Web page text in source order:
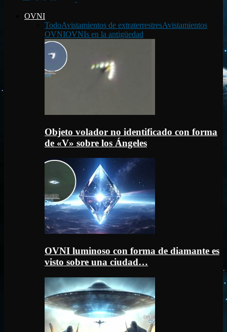
OVNI
TodoAvistamientos de extraterrestresAvistamientos
OVNIOVNIs en la antigüedad
Objeto volador no identificado con forma
de «V» sobre los Ángeles
OVNI luminoso con forma de diamante es
visto sobre una ciudad…